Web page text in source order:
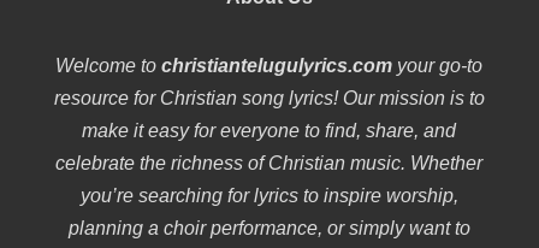
Welcome tochristiantelugulyrics.com your go-to
resource for Christian song lyrics! Our mission is to
make it easy for everyone to find, share, and
celebrate the richness of Christian music. Whether
you’re searching for lyrics to inspire worship,
planning a choir performance, or simply want to